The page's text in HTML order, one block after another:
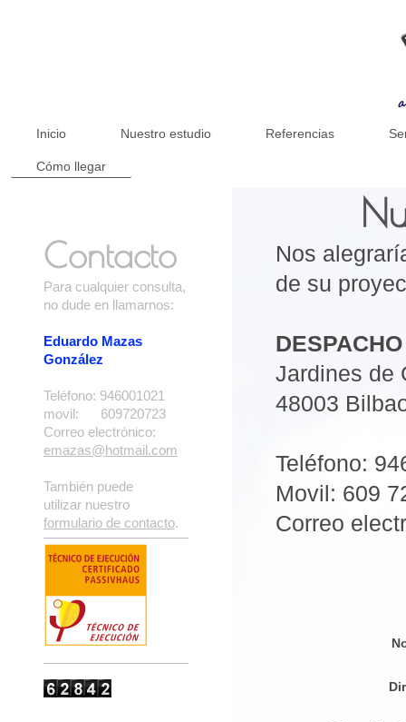
Inicio Nuestro estudio Referencias
Cómo llegar
Nos
de su
Jardines de
48003
Teléfono:
Movil: 609
Correo
Contacto
Para cualquier consulta,
no dude en llamarnos:
Eduardo Mazas
González
Teléfono: 946001021
movil: 609720723
Correo electrónico:
emazas@hotmail.com
También puede
utilizar nuestro
formulario de contacto.